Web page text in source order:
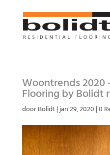
Woontrends 2020
Flooring by Bolidt
doorBolidt|jan 29, 2020 |0